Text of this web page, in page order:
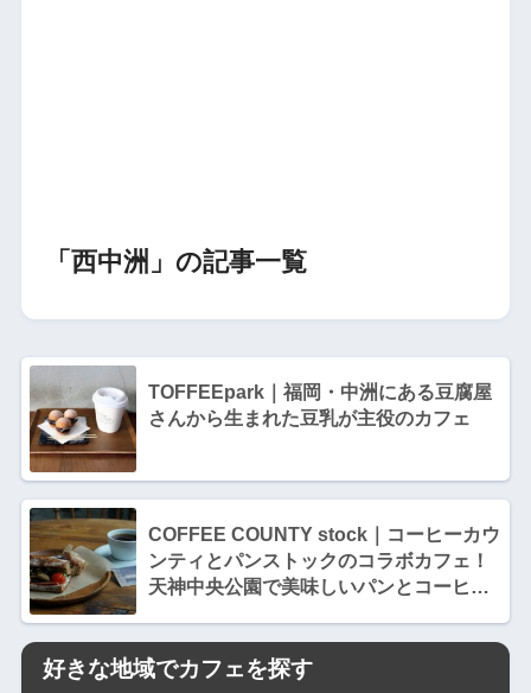
「西中洲」の記事一覧
TOFFEEpark｜福岡・中洲にある豆腐屋
さんから生まれた豆乳が主役のカフェ
COFFEE COUNTY stock｜コーヒーカウ
ンティとパンストックのコラボカフェ！
天神中央公園で美味しいパンとコーヒー
好きな地域でカフェを探す